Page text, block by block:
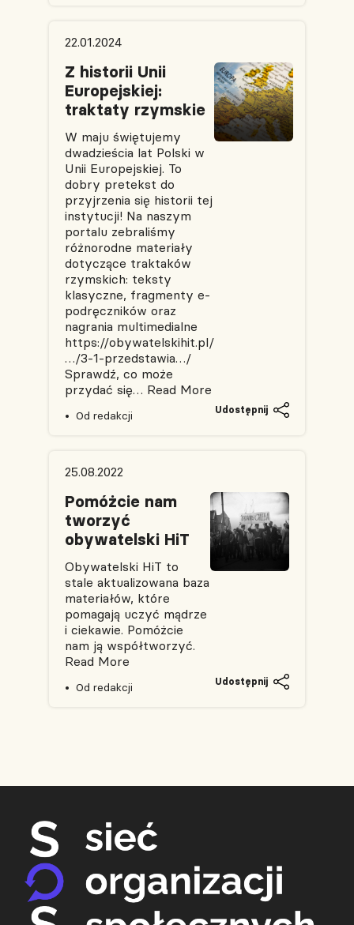
22.01.2024
Z historii Unii
Europejskiej:
traktaty rzymskie
W maju świętujemy
dwadzieścia lat Polski w
Unii Europejskiej. To
dobry pretekst do
przyjrzenia się historii tej
instytucji! Na naszym
portalu zebraliśmy
różnorodne materiały
dotyczące traktaków
rzymskich: teksty
klasyczne, fragmenty e-
podręczników oraz
nagrania multimedialne
https://obywatelskihit.pl/
…/3-1-przedstawia…/
Sprawdź, co może
przydać się… Read More
Od redakcji Udostępnij
25.08.2022
Pomóżcie nam
tworzyć
obywatelski HiT
Obywatelski HiT to
stale aktualizowana baza
materiałów, które
pomagają uczyć mądrze
i ciekawie. Pomóżcie
nam ją współtworzyć.
Read More
Od redakcji Udostępnij